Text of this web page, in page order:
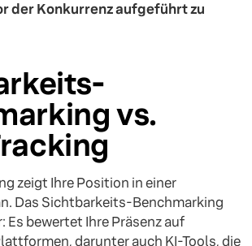
der Konkurrenz aufgeführt zu
vs.
zeigt Ihre Position in einer
Das Sichtbarkeits-Benchmarking
Es bewertet Ihre Präsenz auf
darunter auch KI-Tools, die